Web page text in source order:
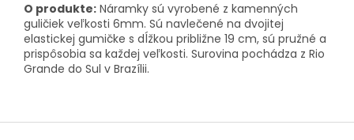
O produkte: Náramky sú vyrobené z kamenných
guličiek veľkosti 6mm. Sú navlečené na dvojitej
elastickej gumičke s dĺžkou približne 19 cm, sú pružné a
prispôsobia sa každej veľkosti. Surovina pochádza z Rio
Grande do Sul v Brazílii.